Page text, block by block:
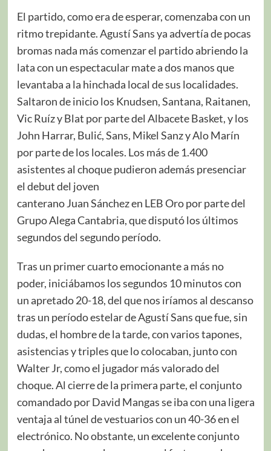
El partido, como era de esperar, comenzaba con un
ritmo trepidante. Agustí Sans ya advertía de pocas
bromas nada más comenzar el partido abriendo la
lata con un espectacular mate a dos manos que
levantaba a la hinchada local de sus localidades.
Saltaron de inicio los Knudsen, Santana, Raitanen,
Vic Ruíz y Blat por parte del Albacete Basket, y los
John Harrar, Bulić, Sans, Mikel Sanz y Alo Marín
por parte de los locales. Los más de 1.400
asistentes al choque pudieron además presenciar
el debut del joven
canterano Juan Sánchez en LEB Oro por parte del
Grupo Alega Cantabria, que disputó los últimos
segundos del segundo período.
Tras un primer cuarto emocionante a más no
poder, iniciábamos los segundos 10 minutos con
un apretado 20-18, del que nos iríamos al descanso
tras un período estelar de Agustí Sans que fue, sin
dudas, el hombre de la tarde, con varios tapones,
asistencias y triples que lo colocaban, junto con
Walter Jr, como el jugador más valorado del
choque. Al cierre de la primera parte, el conjunto
comandado por David Mangas se iba con una ligera
ventaja al túnel de vestuarios con un 40-36 en el
electrónico. No obstante, un excelente conjunto